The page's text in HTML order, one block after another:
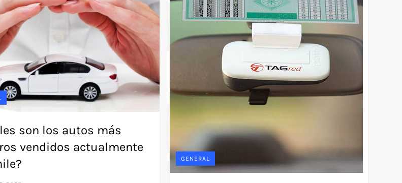
son los autos más
vendidos actualmente
GENERAL